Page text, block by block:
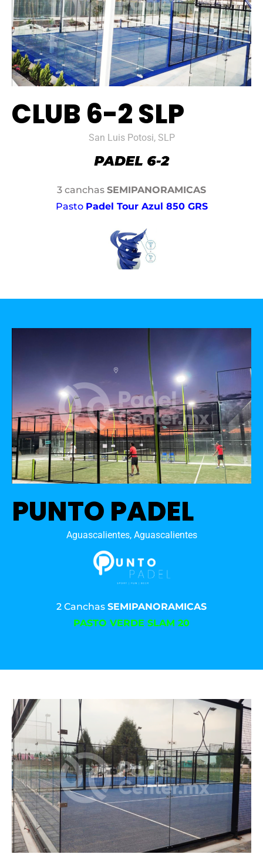
CLUB 6-2 SLP
San Luis Potosi, SLP
3 canchas SEMIPANORAMICAS
Pasto Padel Tour Azul 850 GRS
PUNTO PADEL
Aguascalientes, Aguascalientes
2 Canchas SEMIPANORAMICAS
PASTO VERDE SLAM 20